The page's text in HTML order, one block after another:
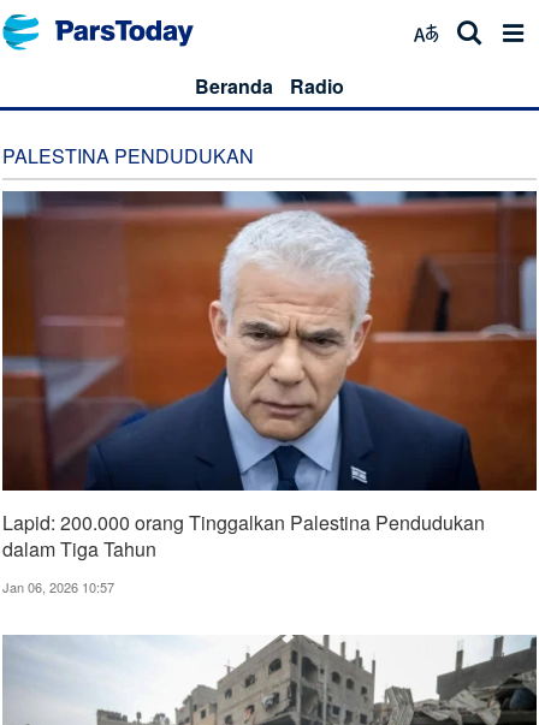
Beranda Radio
PALESTINA PENDUDUKAN
Lapid: 200.000 orang Tinggalkan Palestina Pendudukan
dalam Tiga Tahun
Jan 06, 2026 10:57